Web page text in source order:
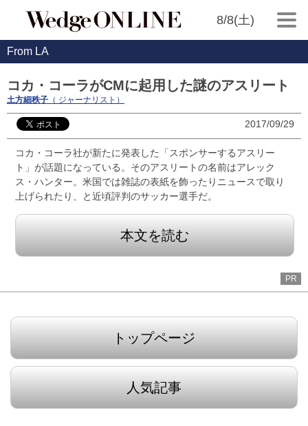
8/8(土)
From LA
コカ・コーラがCMに起用した謎のアスリート
土方細秩子 （ ジャーナリスト）
2017/09/29
コカ・コーラ社が新たに発表した「スポンサーするアスリー
ト」が話題になっている。そのアスリートの名前はアレック
ス・ハンター。米国では雑誌の表紙を飾ったりニュースで取り
上げられたり、と近頃評判のサッカー選手だ。
本文を読む
PR
トップページ
人気記事